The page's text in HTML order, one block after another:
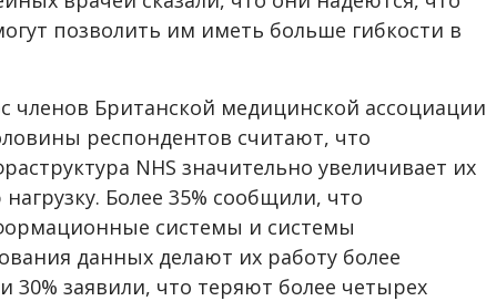
позволить им иметь больше гибкости в
членов Британской медицинской ассоциации
респондентов считают, что
NHS значительно увеличивает их
Более 35% сообщили, что
системы и системы
данных делают их работу более
30% заявили, что теряют более четырех